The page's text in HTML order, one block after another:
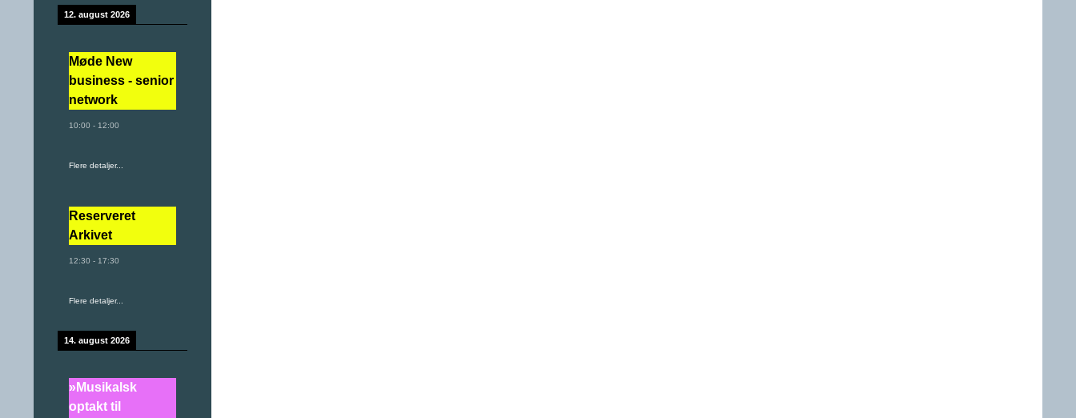
12. august 2026
Møde New
business - senior
network
10:00 - 12:00
Flere detaljer...
Reserveret
Arkivet
12:30 - 17:30
Flere detaljer...
14. august 2026
»Musikalsk
optakt til